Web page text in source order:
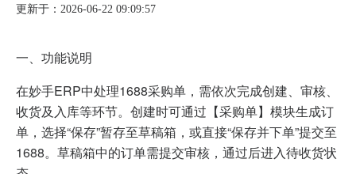
更新于：2026-06-22 09:09:57
一、功能说明
在妙手ERP中处理1688采购单，需依次完成创建、审核、
收货及入库等环节。创建时可通过【采购单】模块生成订
单，选择“保存”暂存至草稿箱，或直接“保存并下单”提交至
1688。草稿箱中的订单需提交审核，通过后进入待收货状